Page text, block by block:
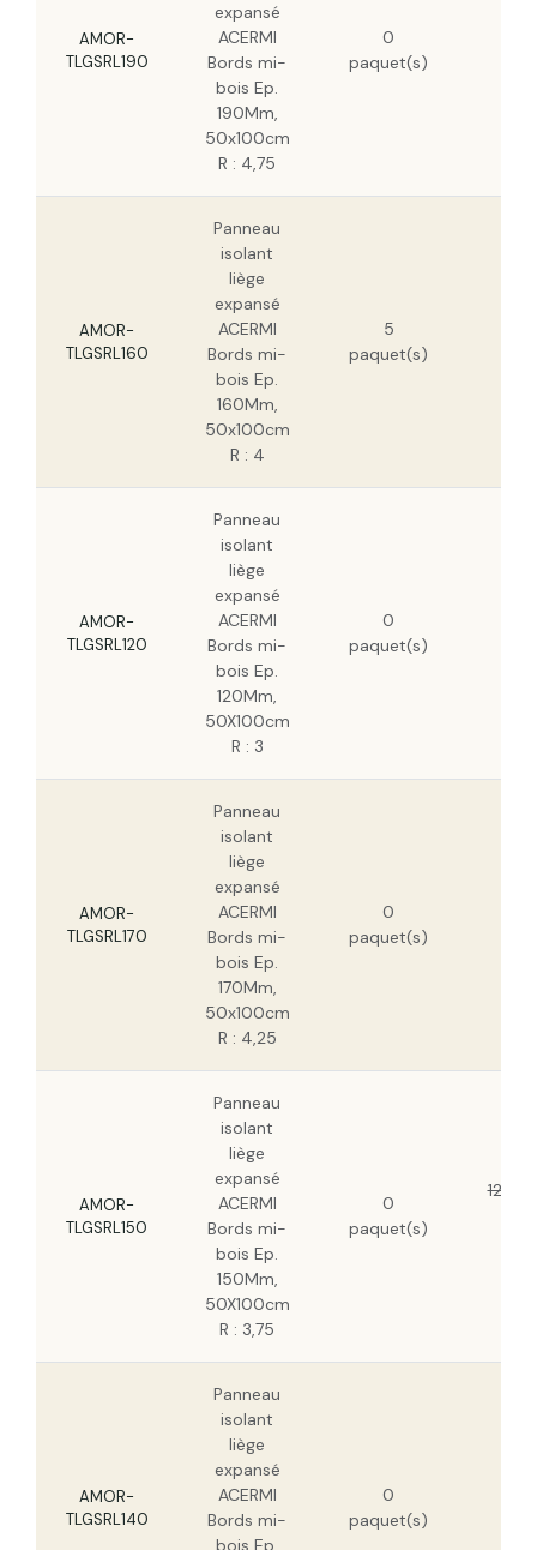
AMOR-
TLGSRL190
expansé
ACERMI
Bords mi-
bois Ep.
190Mm,
50x100cm
R : 4,75
0
paquet(s)
AMOR-
TLGSRL160
Panneau
isolant
liège
expansé
ACERMI
Bords mi-
bois Ep.
160Mm,
50x100cm
R : 4
5
paquet(s)
AMOR-
TLGSRL120
Panneau
isolant
liège
expansé
ACERMI
Bords mi-
bois Ep.
120Mm,
50X100cm
R : 3
0
paquet(s)
AMOR-
TLGSRL170
Panneau
isolant
liège
expansé
ACERMI
Bords mi-
bois Ep.
170Mm,
50x100cm
R : 4,25
0
paquet(s)
AMOR-
TLGSRL150
Panneau
isolant
liège
expansé
ACERMI
Bords mi-
bois Ep.
150Mm,
50X100cm
R : 3,75
0
paquet(s)
AMOR-
TLGSRL140
Panneau
isolant
liège
expansé
ACERMI
Bords mi-
bois Ep.
0
paquet(s)